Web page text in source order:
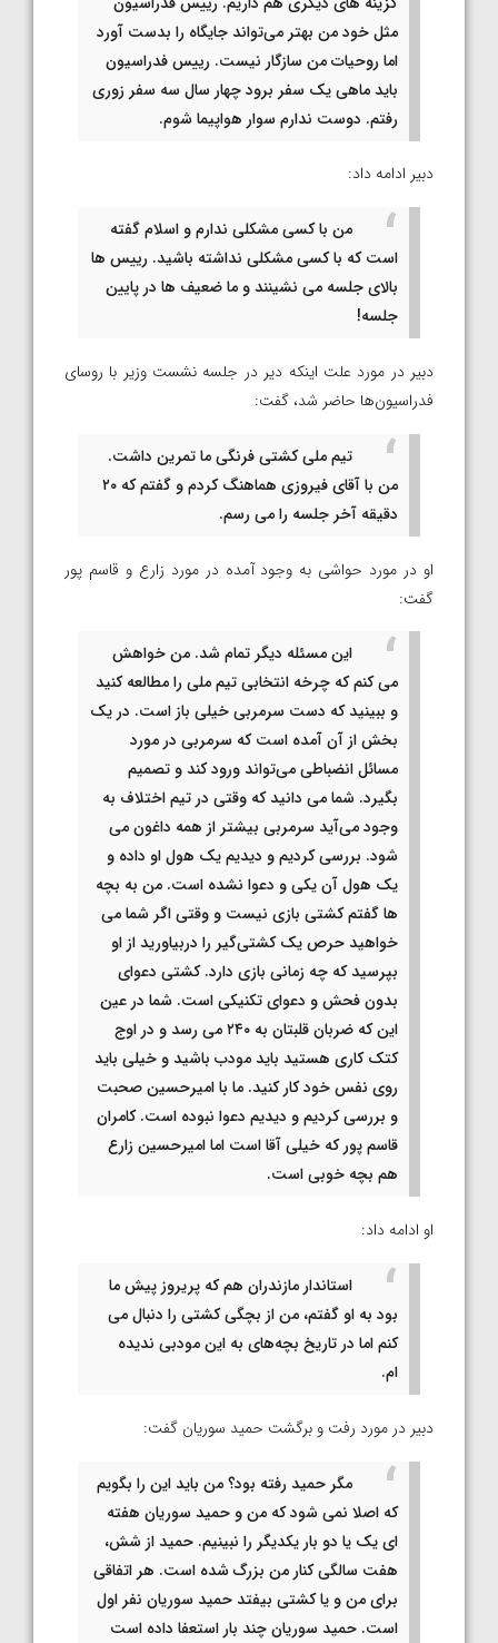
مثل خود من بهتر می‌تواند جایگاه را بدست آورد
اما روحیات من سازگار نیست. رییس فدراسیون
باید ماهی یک سفر برود چهار سال سه سفر زوری
رفتم. دوست ندارم سوار هواپیما شوم.
دبیر ادامه داد:
من با کسی مشکلی ندارم و اسلام گفته
است که با کسی مشکلی نداشته باشید. رییس ها
بالای جلسه می نشینند و ما ضعیف ها در پایین
جلسه!
دبیر در مورد علت اینکه دیر در جلسه نشست وزیر با روسای
فدراسیون‌ها حاضر شد، گفت:
تیم ملی کشتی فرنگی ما تمرین داشت.
من با آقای فیروزی هماهنگ کردم و گفتم که ۲۰
دقیقه آخر جلسه را می رسم.
او در مورد حواشی به وجود آمده در مورد زارع و قاسم پور
گفت:
این مسئله دیگر تمام شد. من خواهش
می کنم که چرخه انتخابی تیم ملی را مطالعه کنید
و ببینید که دست سرمربی خیلی باز است. در یک
بخش از آن آمده است که سرمربی در مورد
مسائل انضباطی می‌تواند ورود کند و تصمیم
بگیرد. شما می دانید که وقتی در تیم اختلاف به
وجود می‌آید سرمربی بیشتر از همه داغون می
شود. بررسی کردیم و دیدیم یک هول او داده و
یک هول آن یکی و دعوا نشده است. من به بچه
ها گفتم کشتی بازی نیست و وقتی اگر شما می
خواهید حرص یک کشتی‌گیر را دربیاورید از او
بپرسید که چه زمانی بازی دارد. کشتی دعوای
بدون فحش و دعوای تکنیکی است. شما در عین
این که ضربان قلبتان به ۲۴۰ می رسد و در اوج
کتک کاری هستید باید مودب باشید و خیلی باید
روی نفس خود کار کنید. ما با امیرحسین صحبت
و بررسی کردیم و دیدیم دعوا نبوده است. کامران
قاسم پور که خیلی آقا است اما امیرحسین زارع
هم بچه خوبی است.
او ادامه داد:
استاندار مازندران هم که پریروز پیش ما
بود به او گفتم، من از بچگی کشتی را دنبال می
کنم اما در تاریخ بچه‌های به این مودبی ندیده
ام.
دبیر در مورد رفت و برگشت حمید سوریان گفت:
مگر حمید رفته بود؟ من باید این را بگویم
که اصلا نمی شود که من و حمید سوریان هفته
ای یک یا دو بار یکدیگر را نبینیم. حمید از شش،
هفت سالگی کنار من بزرگ شده است. هر اتفاقی
برای من و یا کشتی بیفتد حمید سوریان نفر اول
است. حمید سوریان چند بار استعفا داده است